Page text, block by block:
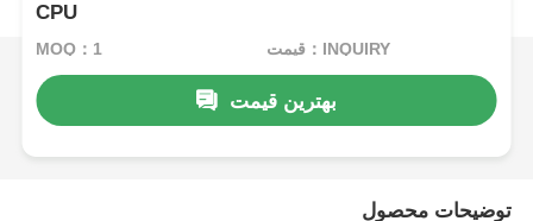
CPU
MOQ：1 قیمت：INQUIRY
بهترین قیمت
توضیحات محصول